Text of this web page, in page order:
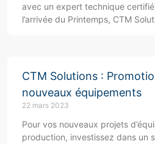
avec un expert technique
l’arrivée du Printemps, CTM
CTM Solutions :
nouveaux équipements
22 mars 2023
Pour vos nouveaux projets
production, investissez dans un